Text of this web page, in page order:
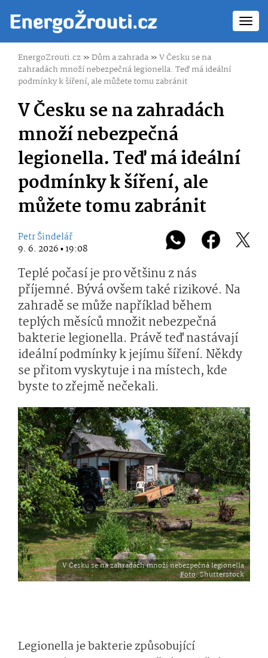
EnergoZrouti.cz»Dům a zahrada»V Česku se na
zahradách množí nebezpečná legionella. Teď má ideální
podmínky k šíření, ale můžete tomu zabránit
V Česku se na zahradách
množí nebezpečná
legionella. Teď má ideální
podmínky k šíření, ale
můžete tomu zabránit
Petr Šindelář
9. 6. 2026 ▪ 19:08
Teplé počasí je pro většinu z nás
příjemné. Bývá ovšem také rizikové. Na
zahradě se může například během
teplých měsíců množit nebezpečná
bakterie legionella. Právě teď nastávají
ideální podmínky k jejímu šíření. Někdy
se přitom vyskytuje i na místech, kde
byste to zřejmě nečekali.
V Česku se na zahradách množí nebezpečná legionella
Foto: Shutterstock
Legionella je bakterie způsobující